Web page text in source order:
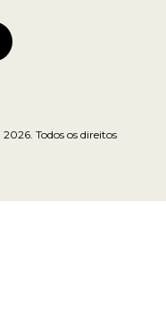
Todos os direitos